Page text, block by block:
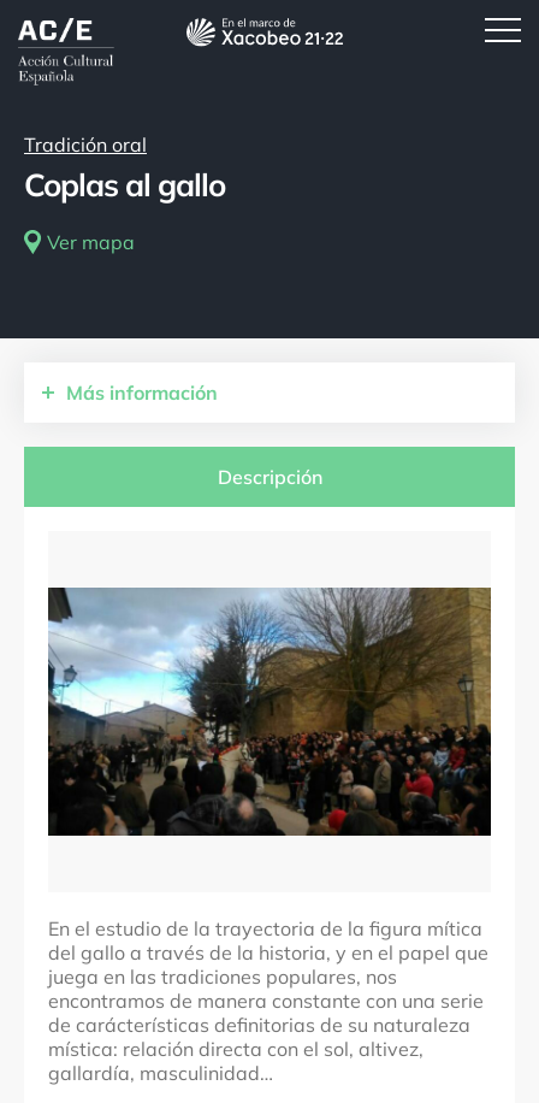
Tradición oral
Coplas al gallo
Ver mapa
Más información
Castilla y León
Alfoz de Toro
Localidades
Venialbo
Denominación
Coplas al gallo
Fechas
Festividad de la Virgen de Las Candelas. Primer fin
de semana de febrero
Descripción
En el estudio de la trayectoria de la figura mítica
del gallo a través de la historia, y en el papel que
juega en las tradiciones populares, nos
encontramos de manera constante con una serie
de carácterísticas definitorias de su naturaleza
mística: relación directa con el sol, altivez,
gallardía, masculinidad…